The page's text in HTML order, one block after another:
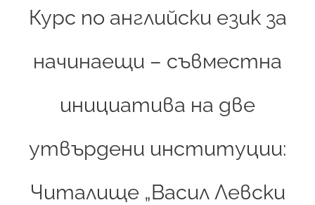
Курс по английски език за
начинаещи – съвместна
инициатива на две
утвърдени институции:
Читалище „Васил Левски